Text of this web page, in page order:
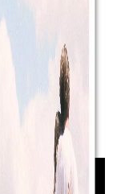
acestui
ceva din viața